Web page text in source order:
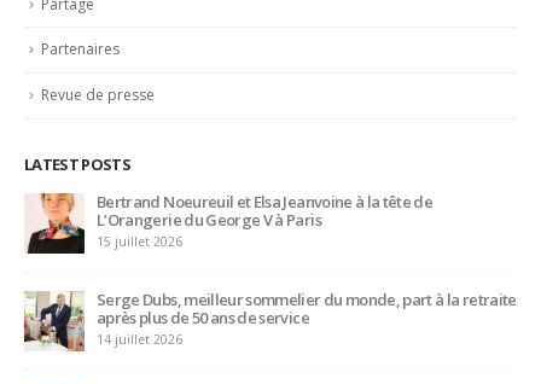
Partenaires
Revue de presse
LATEST POSTS
Bertrand Noeureuil et Elsa Jeanvoine à la tête de
L’Orangerie du George V à Paris
15 juillet 2026
Serge Dubs, meilleur sommelier du monde, part à la retraite
après plus de 50 ans de service
14 juillet 2026